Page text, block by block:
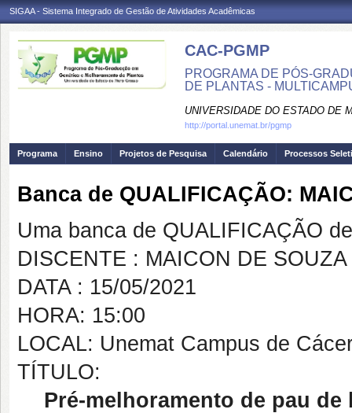
SIGAA - Sistema Integrado de Gestão de Atividades Acadêmicas
CAC-PGMP
PROGRAMA DE PÓS-
DE PLANTAS -
UNIVERSIDADE DO ESTADO DE
http://portal.unemat.br/pgmp
Programa Ensino Projetos de Pesquisa Calendário Processos
Banca de QUALIFICAÇÃO:
Uma banca de QUALIFICAÇÃO
DISCENTE : MAICON DE
DATA : 15/05/2021
HORA: 15:00
LOCAL: Unemat Campus de
TÍTULO:
Pré-melhoramento de pau de